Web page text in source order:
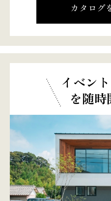
カタログ
イベン
を随